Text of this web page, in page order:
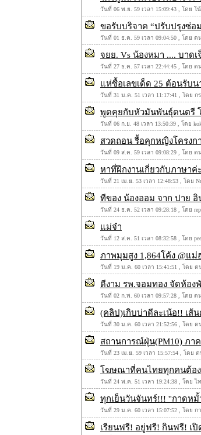
วันที่ 06 พ.ย. 59 เวลา 15:09:43 , โดย โน้
ขอรับบริจาค “ปรับปรุงซ่อ
วันที่ 01 ธ.ค. 59 เวลา 09:04:50 , โดย ต
จยย. Vs น้องหมา .... บาด
วันที่ 27 ธ.ค. 57 เวลา 22:44:45 , โดย ต
แห่ซื้อเลขเด็ด 25 ต้อนรับน
วันที่ 31 ม.ค. 51 เวลา 11:17:41 , โดย ก
พูดคุยกับหัวมันพันธุ์ดนตรี
วันที่ 06 ก.ย. 48 เวลา 13:50:39 , โดย
สวดถอน รื้อคุกหญิงโครงก
วันที่ 09 ส.ค. 59 เวลา 09:08:29 , โดย ต
หาที่ฝึกงานเกี่ยวกับภาษาค่ะ
วันที่ 21 เม.ย. 53 เวลา 12:48:53 , โดย
ทีของ น้องออม จาก ปาย อิ
วันที่ 24 ธ.ค. 52 เวลา 09:28:18 , โดย
แม่จ๋า
วันที่ 12 ส.ค. 51 เวลา 08:32:58 , โดย
ภาพมุมสูง 1,864โค้ง @แม่
วันที่ 19 ม.ค. 60 เวลา 15:41:51 , โดย ต
ดีงาม รพ.จอมทอง จัดห้อ
วันที่ 02 ก.พ. 60 เวลา 09:57:28 , โดย ต
(คลิป)เกิบบ่าดีละเน้อ!! เส้
วันที่ 30 ม.ค. 60 เวลา 21:52:56 , โดย ต
สถานการณ์ฝุ่น(PM10) ภา
วันที่ 23 เม.ย. 59 เวลา 15:57:54 , โดย
โฆษณาที่คนไทยทุกคนต้อ
วันที่ 24 พ.ค. 51 เวลา 19:24:38 , โดย ไ
ทุกเย็นวันจันทร์!!! ''กาดห
วันที่ 29 ม.ค. 60 เวลา 15:07:52 , โด
เรียนฟรี! อยู่ฟรี! กินฟรี! เ